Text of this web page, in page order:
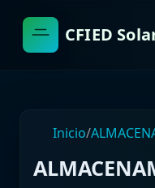
CFIED
Inicio/